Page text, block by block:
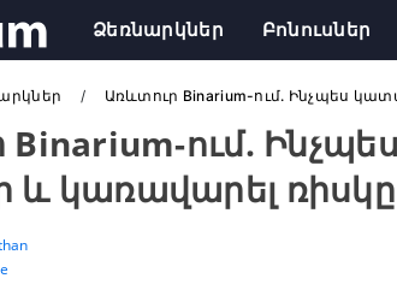
Ձեռնարկներ Բոնուսներ
Առևտուր Binarium-ում. Ինչպես
ում.
և կառավարել ռիսկը